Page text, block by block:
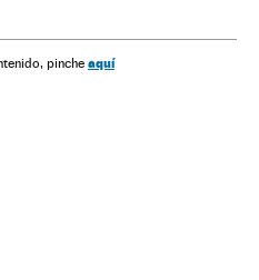
Protestantismo
pinche aquí